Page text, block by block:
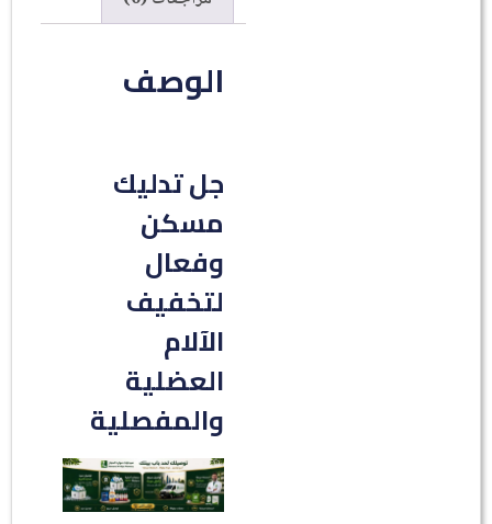
الوصف
جل تدليك
مسكن
وفعال
لتخفيف
الآلام
العضلية
والمفصلية